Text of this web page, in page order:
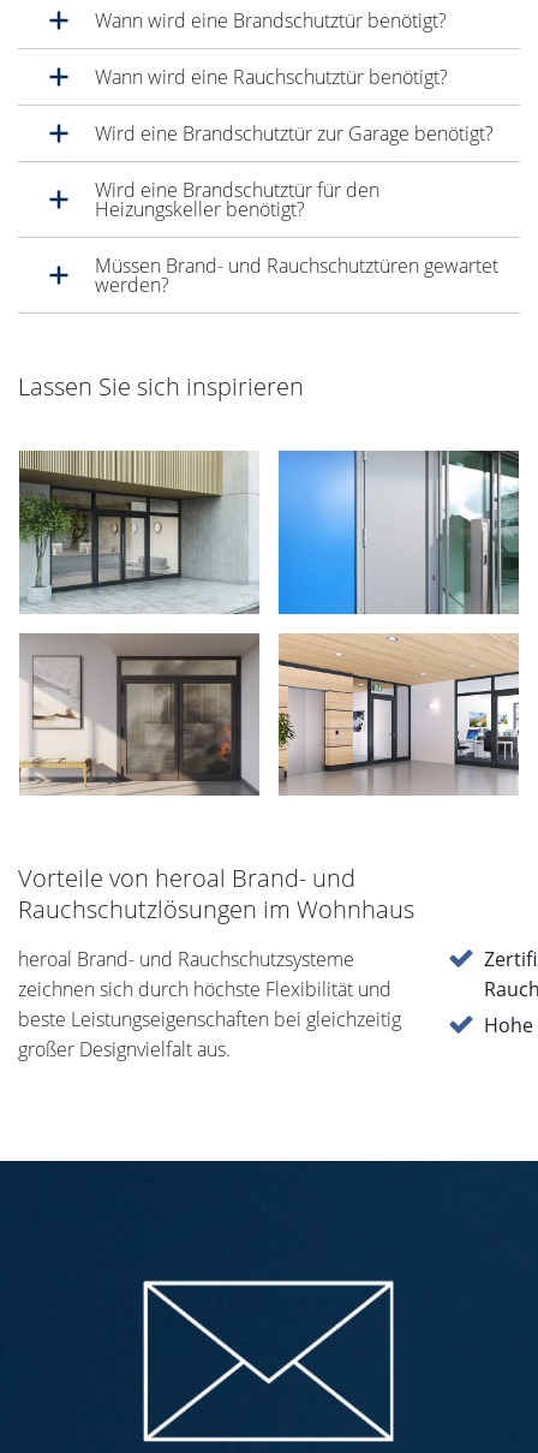
Wann wird eine Brandschutztür benötigt?
Wann wird eine Rauchschutztür benötigt?
Wird eine Brandschutztür zur Garage benötigt?
Wird eine Brandschutztür für den
Heizungskeller benötigt?
Müssen Brand- und Rauchschutztüren gewartet
werden?
Lassen Sie sich inspirieren
Vorteile von heroal Brand- und
Rauchschutzlösungen im Wohnhaus
heroal Brand- und Rauchschutzsysteme
zeichnen sich durch höchste Flexibilität und
beste Leistungseigenschaften bei gleichzeitig
großer Designvielfalt aus.